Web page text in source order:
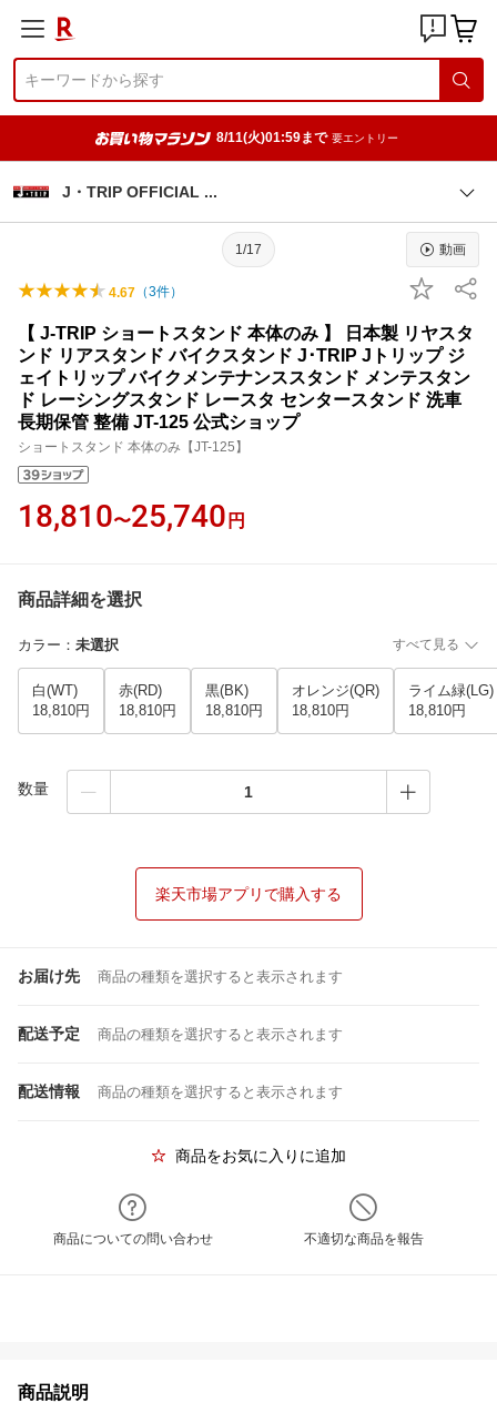
8/11(火)01:59まで 要エントリー
J・TRIP OFFICIAL
1/17 動画
4.67 （3件）
【 J-TRIP ショートスタンド 本体のみ 】 日本製 リヤスタ
ンド リアスタンド バイクスタンド J･TRIP Jトリップ ジ
ェイトリップ バイクメンテナンススタンド メンテスタン
ド レーシングスタンド レースタ センタースタンド 洗車
長期保管 整備 JT-125 公式ショップ
ショートスタンド 本体のみ【JT-125】
18,810〜25,740 円
商品詳細を選択
カラー ： 未選択 すべて見る
白(WT)
18,810円
赤(RD)
18,810円
黒(BK)
18,810円
オレンジ(QR)
18,810円
ライム緑(LG)
18,810円
数量
楽天市場アプリで購入する
お届け先 商品の種類を選択すると表示されます
配送予定 商品の種類を選択すると表示されます
配送情報 商品の種類を選択すると表示されます
商品をお気に入りに追加
商品についての問い合わせ 不適切な商品を報告
商品説明